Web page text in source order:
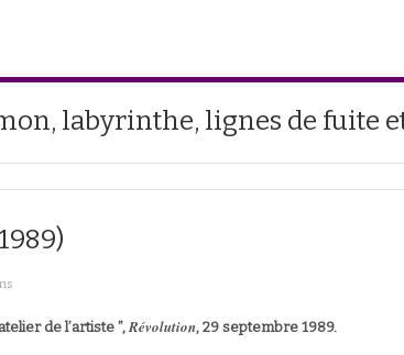
labyrinthe, lignes de fuite
de l’artiste ”, Révolution, 29 septembre 1989.